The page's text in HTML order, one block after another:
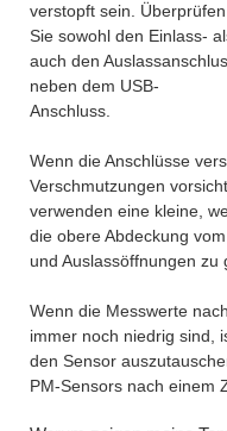
verstopft sein. Überprüfen
Sie sowohl den Einlass-
auch den
neben dem USB-
Anschluss.
Wenn die Anschlüsse
Verschmutzungen
verwenden eine kleine,
die obere Abdeckung
und Auslassöffnungen zu
Wenn die Messwerte
immer noch niedrig sind,
den Sensor
PM-Sensors nach einem